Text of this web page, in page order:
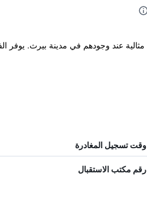
وقت تسجيل المغادرة
رقم مكتب الاستقبال